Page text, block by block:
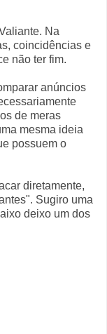
Na
coincidências e
não ter fim.
anúncios
de meras
mesma ideia
possuem o
diretamente,
Sugiro uma
deixo um dos